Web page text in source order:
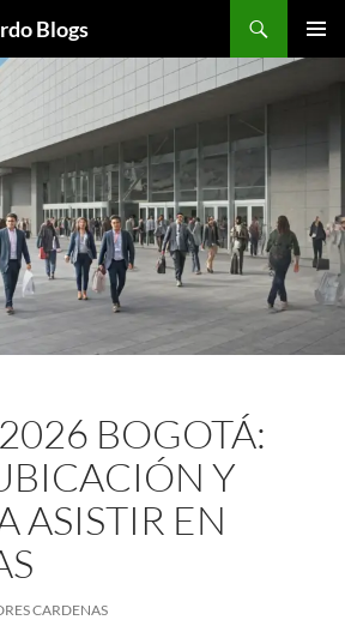
Blogs
MENÚ
BOGOTÁ:
Y
ASISTIR EN
CARDENAS